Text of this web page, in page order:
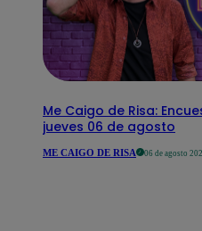
Me Caigo de Risa:
jueves 06 de agosto
ME CAIGO DE RISA 06 de agosto